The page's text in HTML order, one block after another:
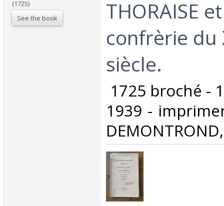
(1725)
See the book
THORAISE
confrèrie du
siècle.‎
1725 broché -
1939 -